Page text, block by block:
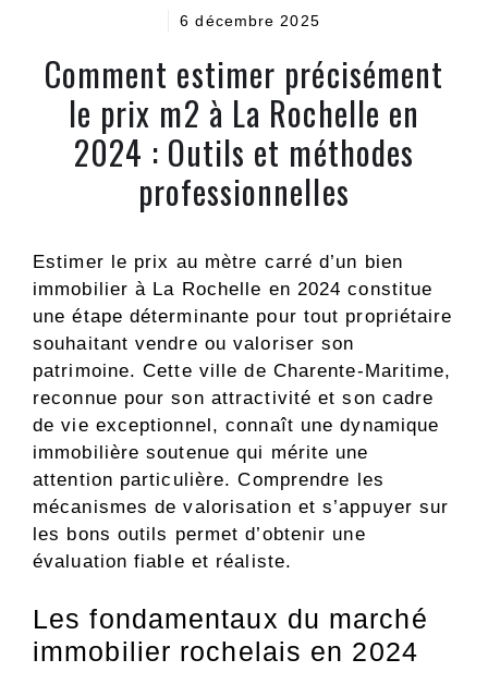
6 décembre 2025
Comment estimer précisément
le prix m2 à La Rochelle en
2024 : Outils et méthodes
professionnelles
Estimer le prix au mètre carré d’un bien
immobilier à La Rochelle en 2024 constitue
une étape déterminante pour tout propriétaire
souhaitant vendre ou valoriser son
patrimoine. Cette ville de Charente-Maritime,
reconnue pour son attractivité et son cadre
de vie exceptionnel, connaît une dynamique
immobilière soutenue qui mérite une
attention particulière. Comprendre les
mécanismes de valorisation et s’appuyer sur
les bons outils permet d’obtenir une
évaluation fiable et réaliste.
Les fondamentaux du marché
immobilier rochelais en 2024